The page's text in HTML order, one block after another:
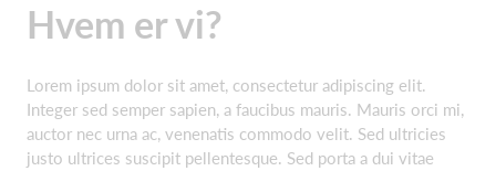
Hvem er vi?
Lorem ipsum dolor sit amet, consectetur adipiscing elit.
Integer sed semper sapien, a faucibus mauris. Mauris orci mi,
auctor nec urna ac, venenatis commodo velit. Sed ultricies
justo ultrices suscipit pellentesque. Sed porta a dui vitae